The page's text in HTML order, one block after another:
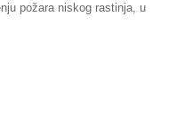
požara niskog rastinja, u